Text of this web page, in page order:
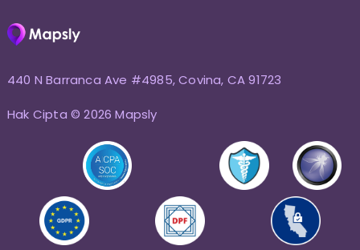
440 N Barranca Ave #4985, Covina, CA 91723
Hak Cipta © 2026 Mapsly